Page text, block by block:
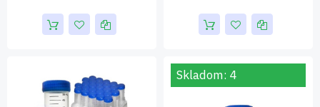
Skladom: 4